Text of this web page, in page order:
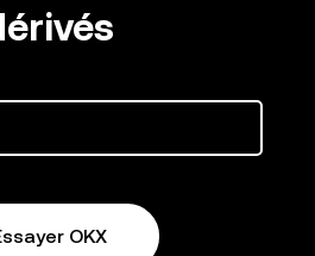
OKX